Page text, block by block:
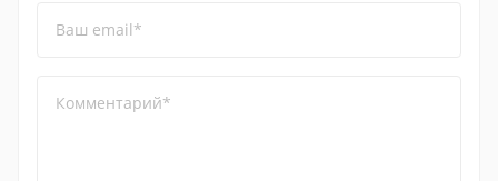
Ваш email*
Комментарий*